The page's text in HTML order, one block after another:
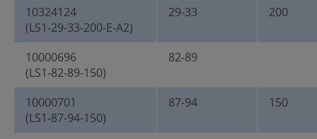
10324124
(LS1-29-33-200-E-A2)
29-33 200
10000696
(LS1-82-89-150)
82-89
10000701
(LS1-87-94-150)
87-94 150